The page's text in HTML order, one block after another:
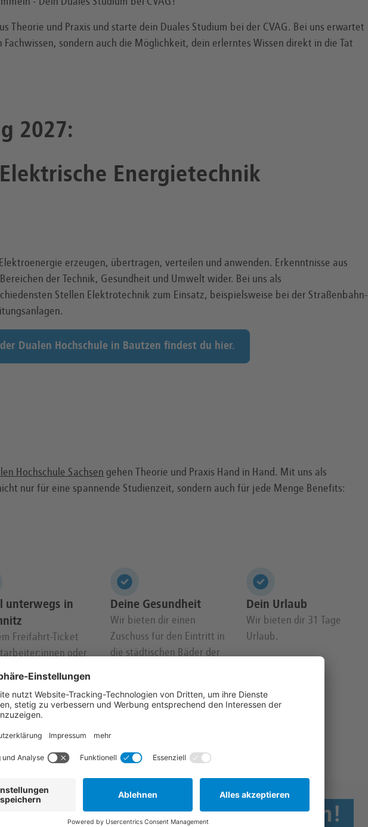
Theorie und Praxis und starte dein Duales Studium bei der CVAG. Bei uns erwartet
sondern auch die Möglichkeit, dein erlerntes Wissen direkt in die Tat
2027:
Energietechnik
erzeugen, übertragen, verteilen und anwenden. Erkenntnisse aus
der Technik, Gesundheit und Umwelt wider. Bei uns als
Stellen Elektrotechnik zum Einsatz, beispielsweise bei der Straßenbahn-
Dualen Hochschule in Bautzen findest du hier.
Hochschule Sachsen gehen Theorie und Praxis Hand in Hand. Mit uns als
nur für eine spannende Studienzeit, sondern auch für jede Menge Benefits:
unterwegs in
Freifahrt-Ticket
oder
bist du auch in
Freizeit mobil.
Deine Gesundheit
Wir bieten dir einen
Zuschuss für den Eintritt in
die städtischen Bäder der
Fitnessstudios und weitere
Gesundheit.
Dein Urlaub
Wir bieten dir 31 Tage
Urlaub.
Einsteigen, durchstarten!